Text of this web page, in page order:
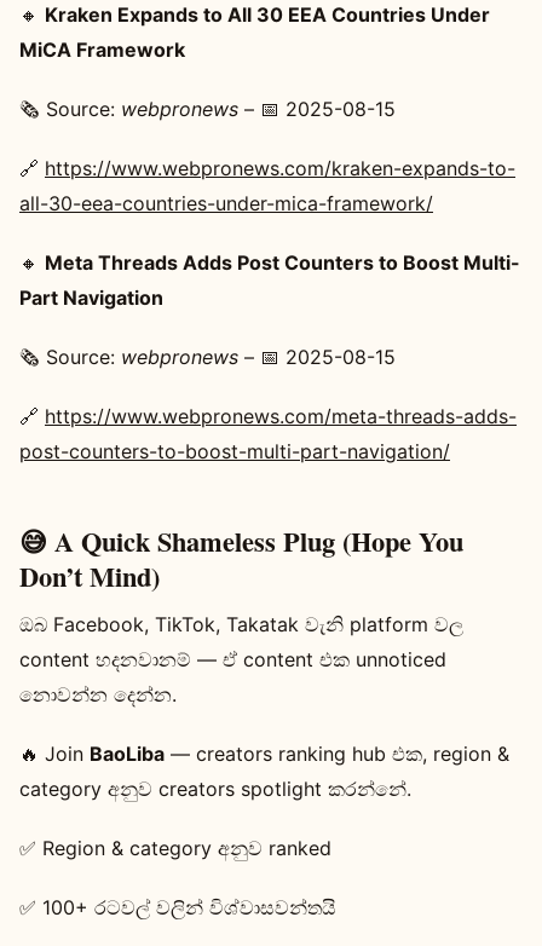
🔸 Kraken Expands to All 30 EEA Countries Under
MiCA Framework
🗞️ Source: webpronews – 📅 2025-08-15
🔗 https://www.webpronews.com/kraken-expands-to-
all-30-eea-countries-under-mica-framework/
🔸 Meta Threads Adds Post Counters to Boost Multi-
Part Navigation
🗞️ Source: webpronews – 📅 2025-08-15
🔗 https://www.webpronews.com/meta-threads-adds-
post-counters-to-boost-multi-part-navigation/
😅 A Quick Shameless Plug (Hope You
Don’t Mind)
ඔබ Facebook, TikTok, Takatak වැනි platform වල
content හදනවානම් — ඒ content එක unnoticed
නොවන්න දෙන්න.
🔥 Join BaoLiba — creators ranking hub එක, region &
category අනුව creators spotlight කරන්නේ.
✅ Region & category අනුව ranked
✅ 100+ රටවල් වලින් විශ්වාසවන්තයි